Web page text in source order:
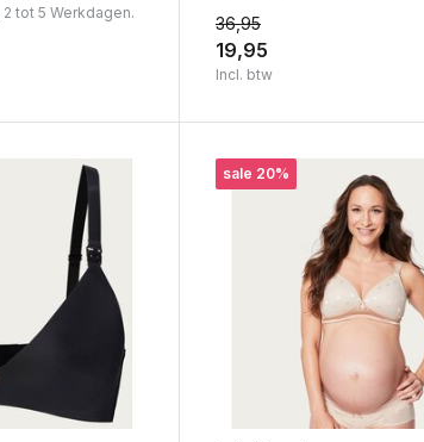
tot 5 Werkdagen.
36,95
19,95
Incl. btw
sale 20%